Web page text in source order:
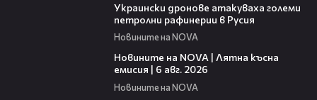
Украински дронове атакуваха големи
петролни рафинерии в Русия
Новините на NOVA
Новините на NOVA | Лятна късна
емисия | 6 авг. 2026
Новините на NOVA